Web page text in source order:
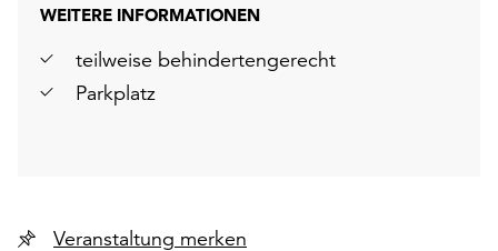
WEITERE INFORMATIONEN
teilweise behindertengerecht
Parkplatz
Veranstaltung merken